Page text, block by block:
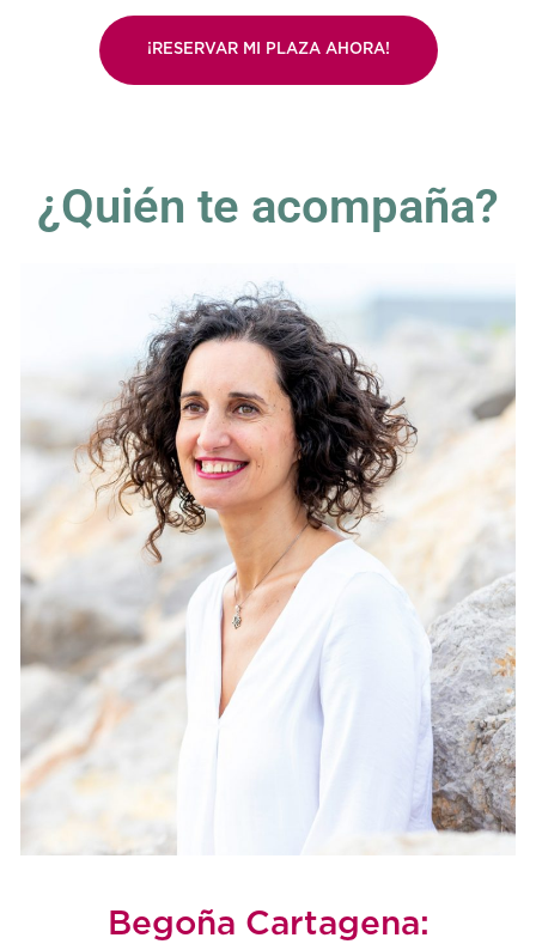
¡RESERVAR MI PLAZA AHORA!
¿Quién te acompaña?
Begoña Cartagena: